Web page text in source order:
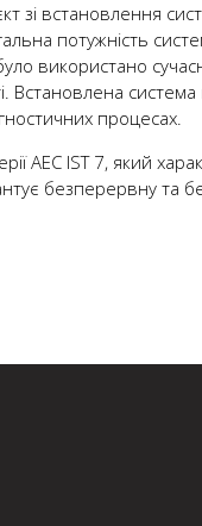
зі встановлення
потужність
використано
Встановлена
процесах.
AEC IST 7, який
безперервну